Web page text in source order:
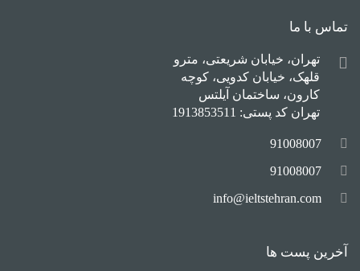
تماس با ما
تهران، خیابان شریعتی، مترو
قلهک، خیابان کدویی، کوچه
کارون، ساختمان آیلتس
تهران کد پستی: 1913853511
91008007
91008007
info@ieltstehran.com
آخرین پست ها